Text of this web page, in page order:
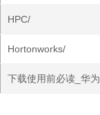
HPC/
Hortonworks/
下载使用前必读_华